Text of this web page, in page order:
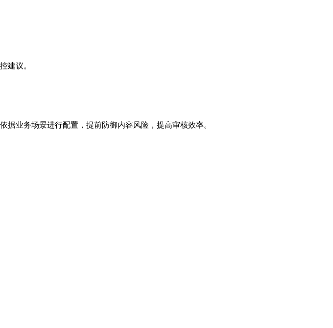
建议。
业务场景进行配置，提前防御内容风险，提高审核效率。